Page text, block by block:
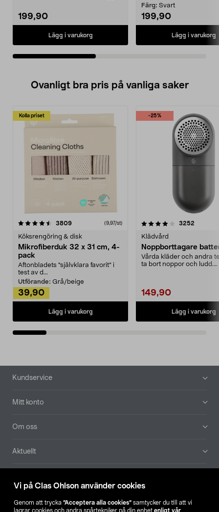
Vi på Clas Ohlson använder cookies
Genom att trycka ”Acceptera alla cookies” samtycker du till att vi
lagrar cookies och andra spårtekniker på din enhet enligt vår
199,90
Lägg i varukorg
Färg: Svart
199,90
Lägg i varukorg
Ovanligt bra pris på vanliga saker
Kolla priset
3809recensioner (9,97/st)
Köksrengöring & disk
Mikrofiberduk 32 x 31 cm, 4-
pack
Aftonbladets "självklara favorit” i
test av d...
Utförande: Grå/beige
39,90
Lägg i varukorg
-25%
4.0av 5 stjärnor 3252
Klädvård
Noppborttagare
Vårda kläder och andra
ta bort noppor och ludd.
149,90
Lägg i varukorg
4.5av 5 stjärnor
Sidfot
Kundservice
Mitt konto
Om oss
Aktuellt
Hitta butik